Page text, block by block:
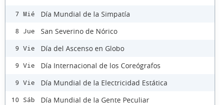
7 Mié Día Mundial de la Simpatía
8 Jue San Severino de Nórico
9 Vie Día del Ascenso en Globo
9 Vie Día Internacional de los Coreógrafos
9 Vie Día Mundial de la Electricidad Estática
10 Sáb Día Mundial de la Gente Peculiar